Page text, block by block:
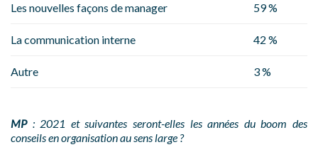
Les nouvelles façons de manager 59 %
La communication interne 42 %
Autre 3 %
MP: 2021 et suivantes seront-elles les années du boom des
conseils en organisation au sens large ?